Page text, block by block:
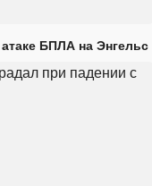
БПЛА на Энгельс